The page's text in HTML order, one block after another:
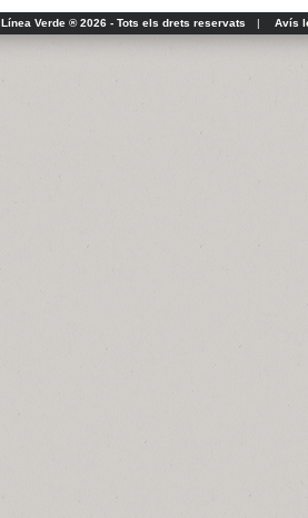
Línea Verde ® 2026 - Tots els drets reservats | Avís